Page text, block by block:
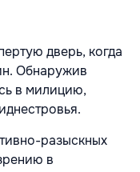
дверь, когда
Обнаружив
в милицию,
разыскных
в